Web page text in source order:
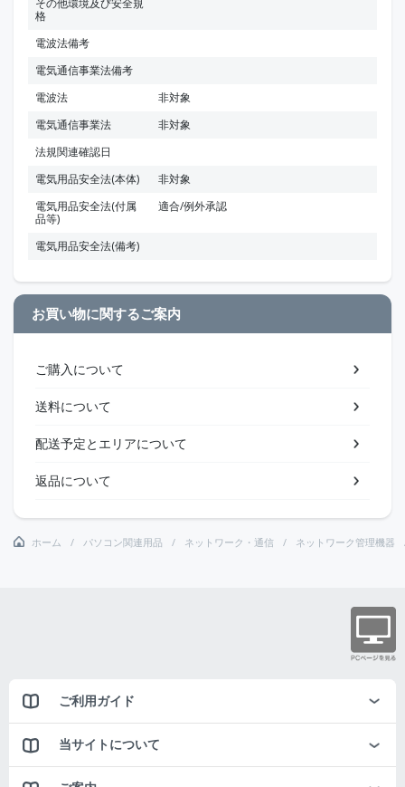
格
電波法備考
電気通信事業法備考
電波法
非対象
電気通信事業法
非対象
法規関連確認日
電気用品安全法(本体)
非対象
電気用品安全法(付属
品等)
適合/例外承認
電気用品安全法(備考)
お買い物に関するご案内
ご購入について
送料について
配送予定とエリアについて
返品について
ホーム パソコン関連用品 ネットワーク・通信 ネットワーク管理機器
ご利用ガイド
当サイトについて